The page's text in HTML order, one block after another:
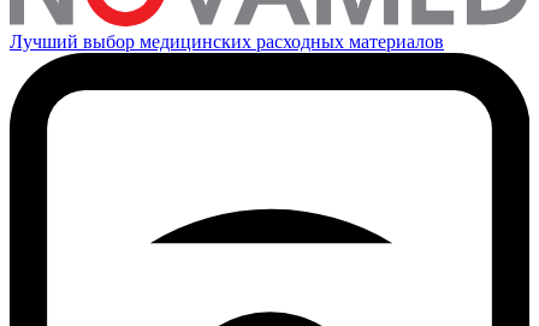
Лучший выбор медицинских расходных материалов